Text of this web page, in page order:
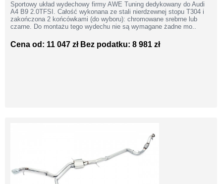
Sportowy układ wydechowy firmy AWE Tuning dedykowany do Audi
A4 B9 2.0TFSI. Całość wykonana ze stali nierdzewnej stopu T304 i
zakończona 2 końcówkami (do wyboru): chromowane srebrne lub
czarne. Do montażu tego wydechu nie są wymagane żadne mo..
Cena od: 11 047 zł Bez podatku: 8 981 zł